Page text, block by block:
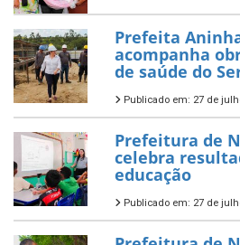
Prefeita
acompanha
de saúde do
Publicado em: 27 de
Prefeitura de
celebra
educação
Publicado em: 27 de